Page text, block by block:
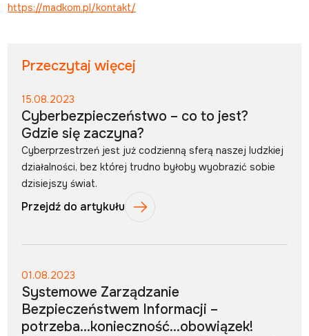
https://madkom.pl/kontakt/
Przeczytaj więcej
15.08.2023
Cyberbezpieczeństwo – co to jest?
Gdzie się zaczyna?
Cyberprzestrzeń jest już codzienną sferą naszej ludzkiej
działalności, bez której trudno byłoby wyobrazić sobie
dzisiejszy świat.
Przejdź do artykułu
01.08.2023
Systemowe Zarządzanie
Bezpieczeństwem Informacji –
potrzeba…konieczność…obowiązek!